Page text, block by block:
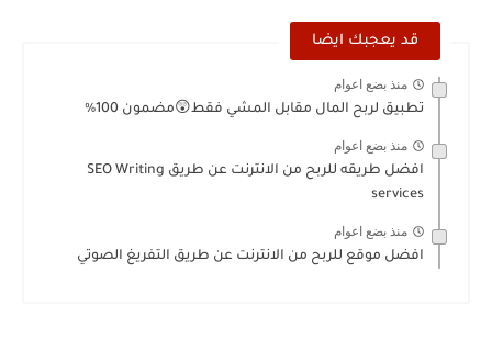
قد يعجبك ايضا
منذ بضع اعوام
تطبيق لربح المال مقابل المشي فقط😲مضمون 100%
منذ بضع اعوام
افضل طريقه للربح من الانترنت عن طريق SEO Writing
services
منذ بضع اعوام
افضل موقع للربح من الانترنت عن طريق التفريغ الصوتي